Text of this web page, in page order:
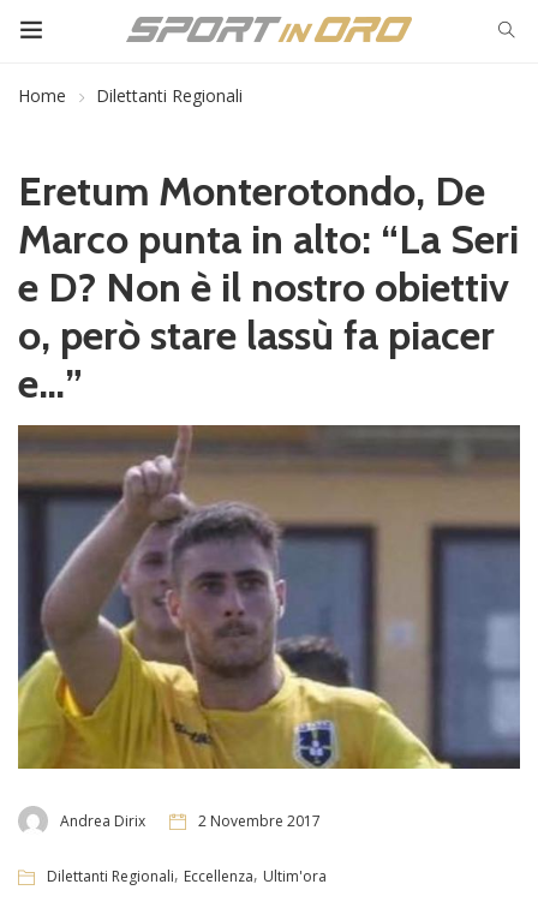
Home Dilettanti Regionali
Eretum Monterotondo, De
Marco punta in alto: “La Seri
e D? Non è il nostro obiettiv
o, però stare lassù fa piacer
e…”
Andrea Dirix 2 Novembre 2017
Dilettanti Regionali, Eccellenza, Ultim'ora